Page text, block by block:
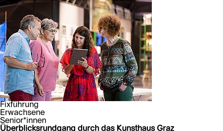
Fixführung
Erwachsene
Senior*innen
Überblicksrundgang durch das Kunsthaus Graz